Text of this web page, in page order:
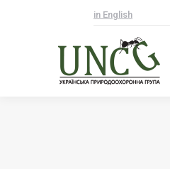
in English